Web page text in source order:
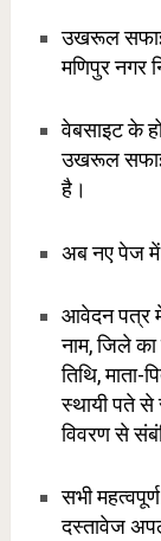
उखरूल सफाई
मणिपुर नगर
वेबसाइट के
उखरूल सफाई
है।
अब नए पेज में
आवेदन पत्र में
नाम, जिले का
तिथि, माता-
स्थायी पते से
विवरण से
सभी
दस्तावेज